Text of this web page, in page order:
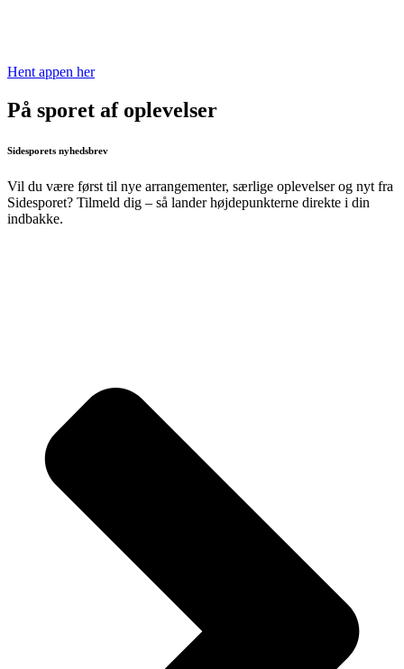
Hent appen her
På sporet af oplevelser
Sidesporets nyhedsbrev
Vil du være først til nye arrangementer, særlige oplevelser og nyt fra
Sidesporet? Tilmeld dig – så lander højdepunkterne direkte i din
indbakke.